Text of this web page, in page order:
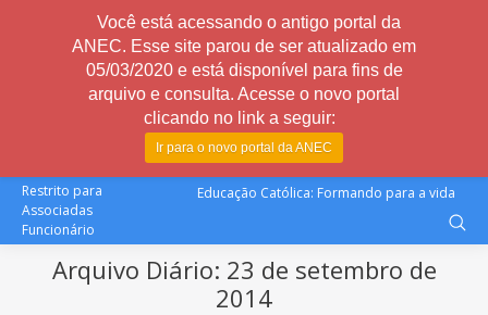
Restrito para
Associadas
Funcionário
Educação Católica: Formando para a vida
Arquivo Diário: 23 de setembro de
2014
Você está acessando o antigo portal da
ANEC. Esse site parou de ser atualizado em
05/03/2020 e está disponível para fins de
arquivo e consulta. Acesse o novo portal
clicando no link a seguir:
Ir para o novo portal da ANEC